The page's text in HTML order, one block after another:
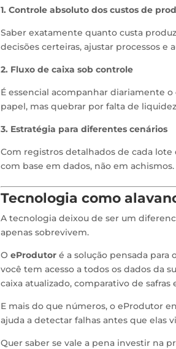
1. Controle absoluto dos custos de
Saber exatamente quanto custa
decisões certeiras, ajustar processos e
2. Fluxo de caixa sob controle
É essencial acompanhar diariamente
papel, mas quebrar por falta de
3. Estratégia para diferentes cenários
Com registros detalhados de cada lote
com base em dados, não em achismos.
Tecnologia como
A tecnologia deixou de ser um
apenas sobrevivem.
O eProdutoré a solução pensada para
você tem acesso a todos os dados da
caixa atualizado, comparativo de safras
E mais do que números, o eProdutor
ajuda a detectar falhas antes que elas
Quer saber se vale a pena investir na